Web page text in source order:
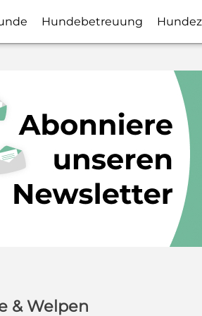
Hundebetreuung
& Welpen